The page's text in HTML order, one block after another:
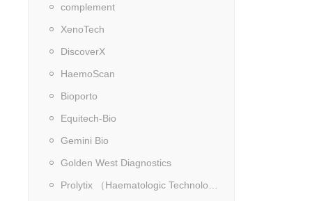
complement
XenoTech
DiscoverX
HaemoScan
Bioporto
Equitech-Bio
Gemini Bio
Golden West Diagnostics